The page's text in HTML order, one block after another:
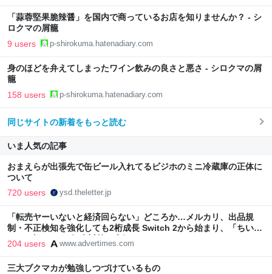
「蒜蓉堅果脆辣醤」を国内で商っているお店を知りませんか？ - シ
ロクマの屑籠
9 users p-shirokuma.hatenadiary.com
身のほどを弁えてしまったワイン飲みの良さと悪さ - シロクマの屑
籠
158 users p-shirokuma.hatenadiary.com
同じサイトの新着をもっと読む
いま人気の記事
おまえらが出張先で缶ビール入れてるビジホのミニ冷蔵庫の正体に
ついて
720 users ysd.theletter.jp
「転売ヤーいないと経済回らない」どころか…メルカリ、出品規
制・不正検知を強化しても2桁成長 Switch 2から始まり、「ちいか
わ」で極まった“転売対策の本気”
204 users www.advertimes.com
三大ブクマカが勉強しつづけているもの